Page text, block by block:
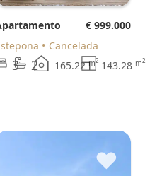
Apartamento
€ 999.000
Estepona
Cancelada
3 2 165.22m2 143.28 m2
♥